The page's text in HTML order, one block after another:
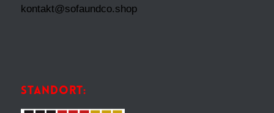
kontakt@sofaundco.shop
STANDORT: